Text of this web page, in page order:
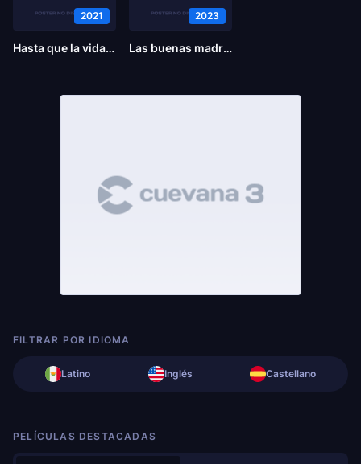
2021
Hasta que la vida nos separe
2023
Las buenas madres
FILTRAR POR IDIOMA
Latino Inglés Castellano
PELÍCULAS DESTACADAS